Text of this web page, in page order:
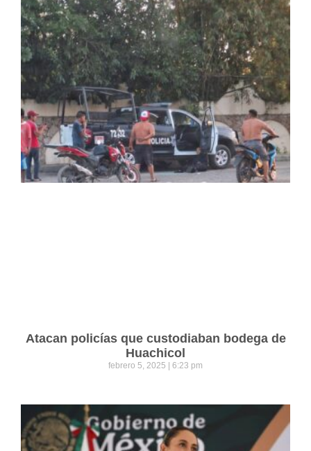
Atacan policías que custodiaban bodega de
Huachicol
febrero 5, 2025 6:23 pm